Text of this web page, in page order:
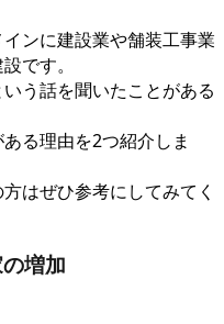
ンに建設業や舗装工事業
です。
う話を聞いたことがある
る理由を2つ紹介しま
はぜひ参考にしてみてく
増加